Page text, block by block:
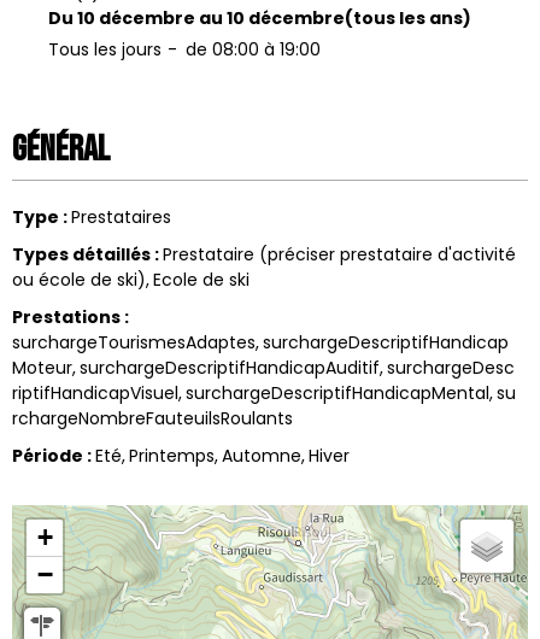
Du 10 décembre au 10 décembre(tous les ans)
Tous les jours
de 08:00 à 19:00
Général
Type :Prestataires
Types détaillés :Prestataire (préciser prestataire d'activité
ou école de ski) Ecole de ski
Prestations :
surchargeTourismesAdaptes surchargeDescriptifHandicap
Moteur surchargeDescriptifHandicapAuditif surchargeDesc
riptifHandicapVisuel surchargeDescriptifHandicapMental su
rchargeNombreFauteuilsRoulants
Période :Eté Printemps Automne Hiver
+
−